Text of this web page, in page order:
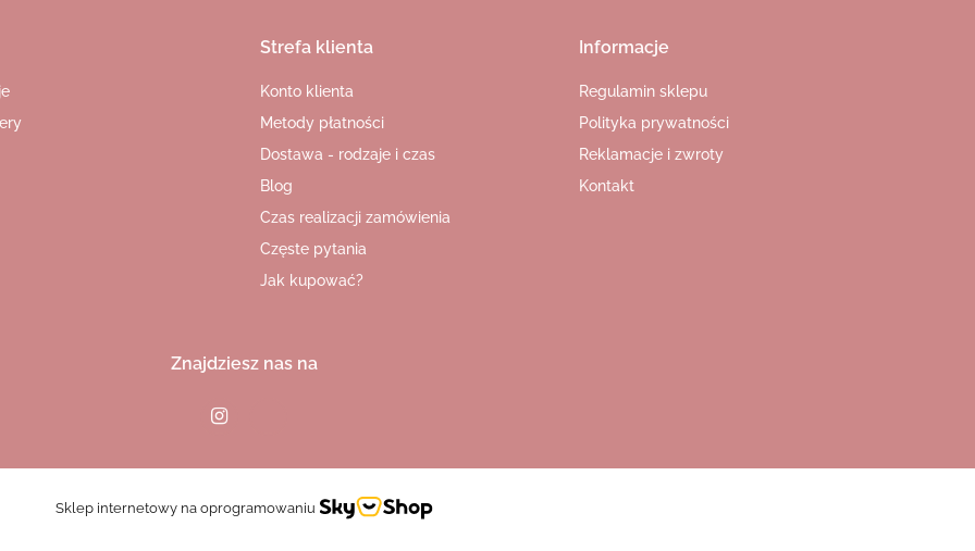
Strefa klienta
Konto klienta
Metody płatności
Dostawa - rodzaje i czas
Blog
Czas realizacji zamówienia
Częste pytania
Jak kupować?
Informacje
Regulamin sklepu
Polityka prywatności
Reklamacje i zwroty
Kontakt
Znajdziesz nas na
Sklep internetowy na oprogramowaniu